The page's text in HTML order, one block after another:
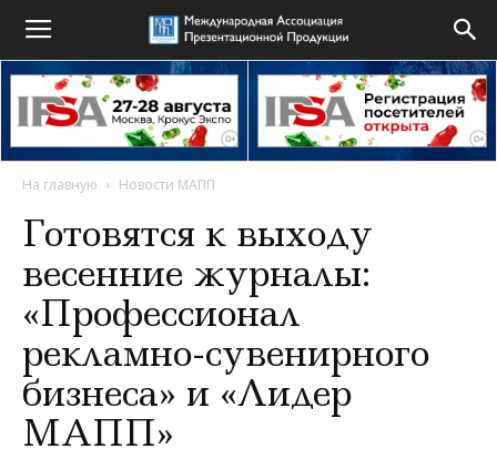
На главную Новости МАПП
Готовятся к выходу
весенние журналы:
«Профессионал
рекламно-сувенирного
бизнеса» и «Лидер
МАПП»